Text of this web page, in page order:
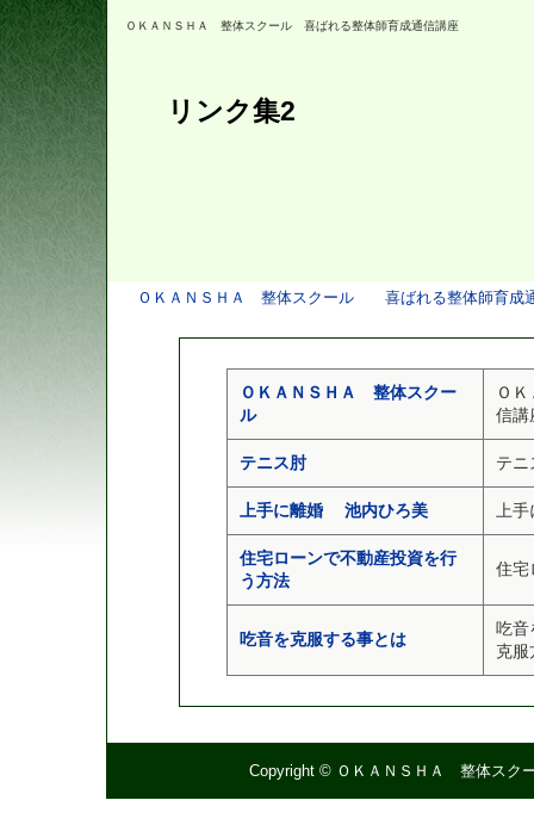
ＯＫＡＮＳＨＡ 整体スクール 喜ばれる整体師育成通信講座
リンク集2
ＯＫＡＮＳＨＡ 整体スクール 喜ばれる整体師育成
ＯＫＡＮＳＨＡ 整体スクー
ル
Ｏ
信講
テニス肘 テニ
上手に離婚 池内ひろ美 上
住宅ローンで不動産投資を行
う方法
住宅
吃音を克服する事とは
吃音
克服
Copyright © ＯＫＡＮＳＨＡ 整体ス